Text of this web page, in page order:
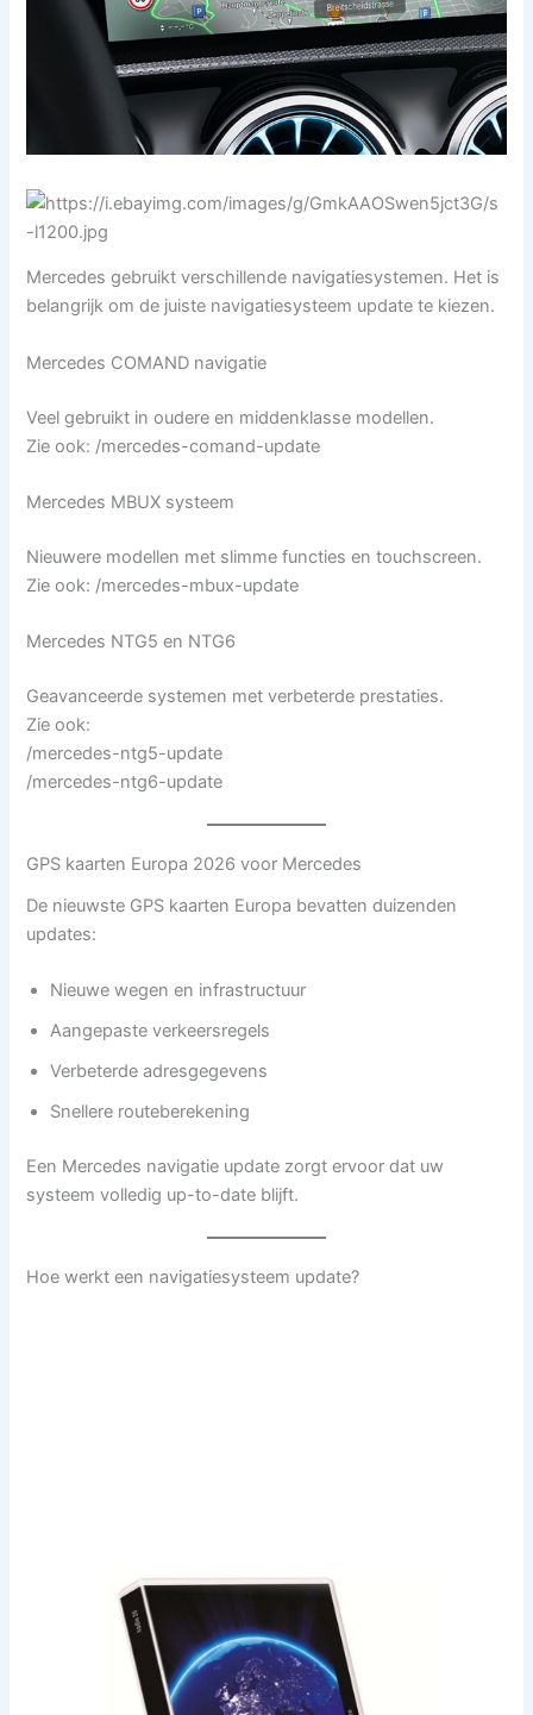
Mercedes gebruikt verschillende navigatiesystemen. Het is
belangrijk om de juiste navigatiesysteem update te kiezen.
Mercedes COMAND navigatie
Veel gebruikt in oudere en middenklasse modellen.
Zie ook: /mercedes-comand-update
Mercedes MBUX systeem
Nieuwere modellen met slimme functies en touchscreen.
Zie ook: /mercedes-mbux-update
Mercedes NTG5 en NTG6
Geavanceerde systemen met verbeterde prestaties.
Zie ook:
/mercedes-ntg5-update
/mercedes-ntg6-update
GPS kaarten Europa 2026 voor Mercedes
De nieuwste GPS kaarten Europa bevatten duizenden
updates:
Nieuwe wegen en infrastructuur
Aangepaste verkeersregels
Verbeterde adresgegevens
Snellere routeberekening
Een Mercedes navigatie update zorgt ervoor dat uw
systeem volledig up-to-date blijft.
Hoe werkt een navigatiesysteem update?